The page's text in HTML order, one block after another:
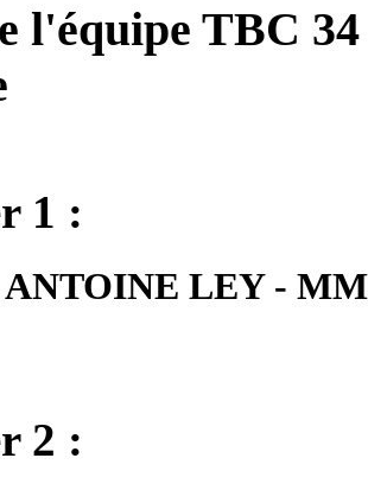
l'équipe TBC
1 :
ANTOINE LEY -
2 :